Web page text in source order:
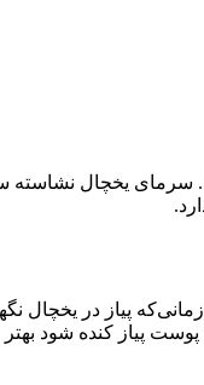
یخچال نشاسته
پیاز در
پوست پیاز کنده شود